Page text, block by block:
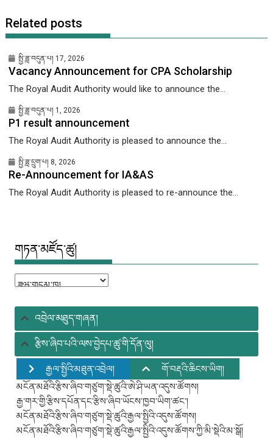
Related posts
སྤྱི་ཟླ་བདུན་པ། 17, 2026
Vacancy Announcement for CPA Scholarship
The Royal Audit Authority would like to announce the...
སྤྱི་ཟླ་བདུན་པ། 1, 2026
P1 result announcement
The Royal Audit Authority is pleased to announce the...
སྤྱི་ཟླ་དྲུག་པ། 8, 2026
Re-Announcement for IA&AS
The Royal Audit Authority is pleased to re-announce the...
གཏན་མཛོད་ཚུ།
གཏན་
ཚུ།
འབྲེལ་མཐུད་གཞན།
རྩིས་ཞིབ་པའི་ལས་བྱེདཔ་ཚུ་གི་དོན་ལུ།
རྒྱལ་སྤྱིའི་མཐུན་འབྲེལ།
གོ་བརྡའི་ཆིངས་ཡིག།
མངོན་མཐོའི་རྩིས་ཞིབ་གཙུག་སྡེ་ཚུའི་ཨེ་ཤི་ཡན་འདུས་ཚོགས།
རྒྱ་གར་གྱི་རྩིས་དཔོན་དང་རྩིས་ཞིབ་ཡོངས་ཁྱབ་ཡིག་ཚང་།
མངོན་མཐོའི་རྩིས་ཞིབ་གཙུག་སྡེ་ཚུའི་རྒྱལ་སྤྱིའི་འདུས་ཚོགས།
མངོན་མཐོའི་རྩིས་ཞིབ་གཙུག་སྡེ་ཚུའི་རྒྱལ་སྤྱིའི་འདུས་ཚོགས་ཀྱི་མི་སྡེའི་མ་སྒོ།